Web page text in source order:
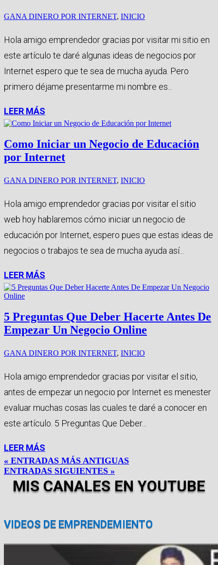
GANA DINERO POR INTERNET, INICIO
Hola amigo emprendedor gracias por visitar mi sitio en
este artículo te daré algunas ideas de negocios por
Internet espero que te sea de mucha ayuda. Pero
primero déjame presentarme mi nombre es...
LEER MÁS
Como Iniciar un Negocio de Educación
por Internet
GANA DINERO POR INTERNET, INICIO
Hola amigo emprendedor gracias por visitar el sitio
web hoy hablaremos cómo iniciar un negocio de
educación por Internet, espero pues que estas ideas de
negocios o trabajos te sea de mucha ayuda así...
LEER MÁS
5 Preguntas Que Deber Hacerte Antes De
Empezar Un Negocio Online
GANA DINERO POR INTERNET, INICIO
Hola amigo emprendedor gracias por visitar el sitio,
antes de empezar un negocio por Internet es menester
evaluar muchas cosas las cuales te daré a conocer en
este artículo. 5 Preguntas Que Deber...
LEER MÁS
« ENTRADAS MÁS ANTIGUAS
ENTRADAS SIGUIENTES »
MIS CANALES EN YOUTUBE
VIDEOS DE EMPRENDEMIENTO